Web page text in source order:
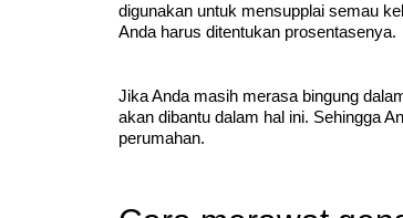
digunakan untuk mensupplai semau
Anda harus ditentukan prosentasenya.
Jika Anda masih merasa bingung
akan dibantu dalam hal ini. Sehingga
perumahan.